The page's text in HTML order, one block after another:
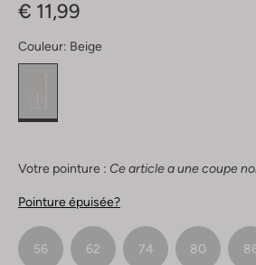
€ 11,99
Couleur: Beige
Votre pointure : Ce article a une coupe
Pointure épuisée?
56 62 74 80